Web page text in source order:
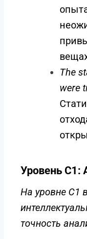
The
were
Уровень C1:
На уровне C1
точность